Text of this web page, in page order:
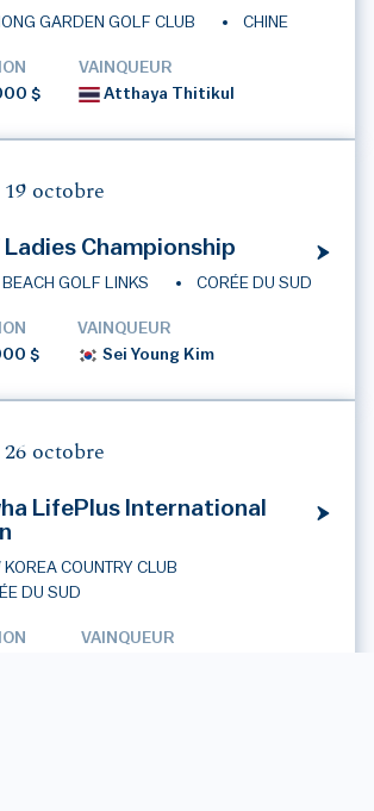
GARDEN GOLF CLUB CHINE
$
VAINQUEUR
Atthaya Thitikul
19 octobre
Ladies Championship
BEACH GOLF LINKS CORÉE DU SUD
$
VAINQUEUR
Sei Young Kim
26 octobre
LifePlus International
KOREA COUNTRY CLUB
DU SUD
VAINQUEUR